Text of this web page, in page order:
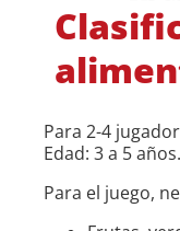
Para 2-4
Edad: 3 a 5 años.
Para el juego,